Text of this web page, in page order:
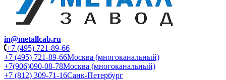
in@metallcab.ru
+7 (495) 721-89-66
+7 (495) 721-89-66Москва (многоканальный)
+7(906)090-08-78Москва (многоканальный)
+7 (812) 309-71-16Санк-Петербург